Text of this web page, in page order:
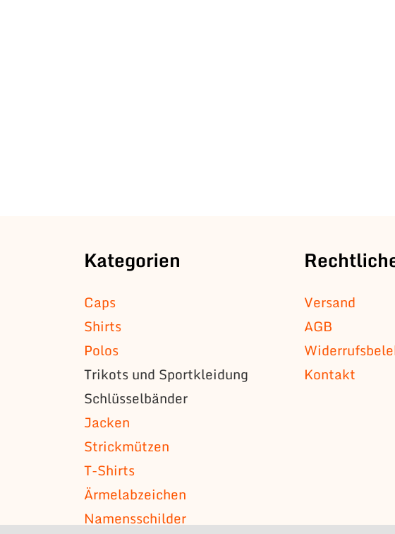
Kategorien
Caps
Shirts
Polos
Trikots und Sportkleidung
Schlüsselbänder
Jacken
Strickmützen
T-Shirts
Ärmelabzeichen
Namensschilder
Versand
AGB
Kontakt